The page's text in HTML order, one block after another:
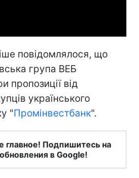
повідомлялося, що
група ВЕБ
пропозиції від
українського
"Промінвестбанк".
главное! Подпишитесь на
в Google!